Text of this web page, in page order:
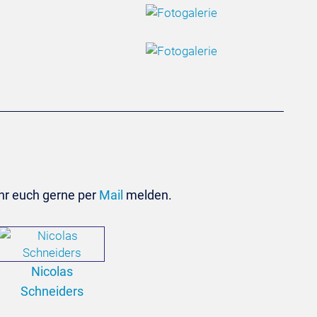
euch gerne per Mail melden.
Nicolas
Schneiders